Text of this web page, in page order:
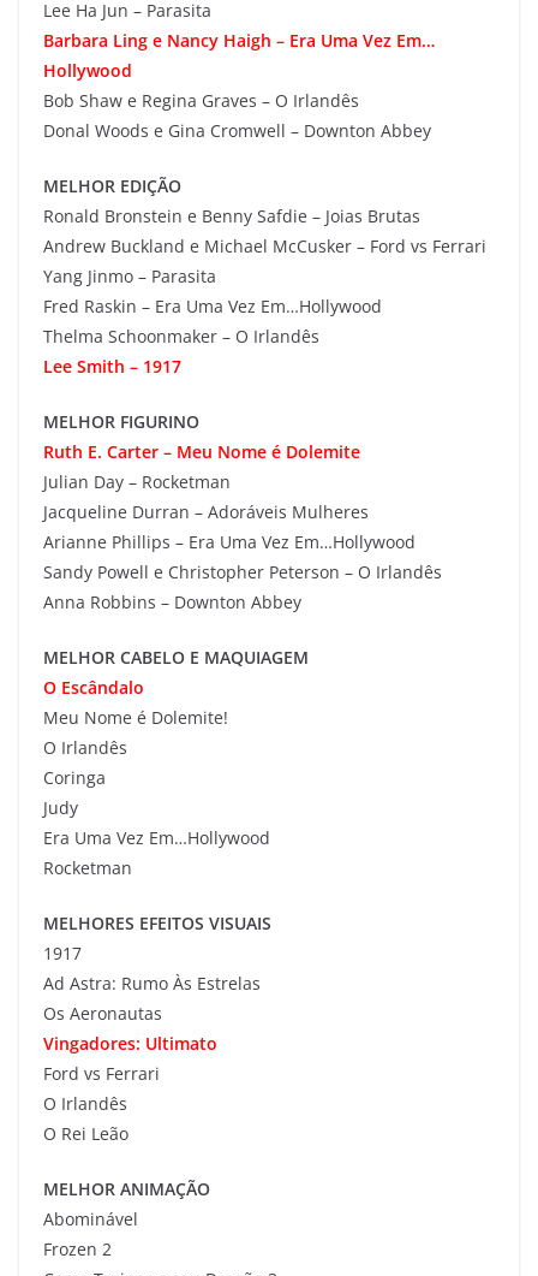
Lee Ha Jun – Parasita
Barbara Ling e Nancy Haigh – Era Uma Vez Em…
Hollywood
Bob Shaw e Regina Graves – O Irlandês
Donal Woods e Gina Cromwell – Downton Abbey
MELHOR EDIÇÃO
Ronald Bronstein e Benny Safdie – Joias Brutas
Andrew Buckland e Michael McCusker – Ford vs Ferrari
Yang Jinmo – Parasita
Fred Raskin – Era Uma Vez Em…Hollywood
Thelma Schoonmaker – O Irlandês
Lee Smith – 1917
MELHOR FIGURINO
Ruth E. Carter – Meu Nome é Dolemite
Julian Day – Rocketman
Jacqueline Durran – Adoráveis Mulheres
Arianne Phillips – Era Uma Vez Em…Hollywood
Sandy Powell e Christopher Peterson – O Irlandês
Anna Robbins – Downton Abbey
MELHOR CABELO E MAQUIAGEM
O Escândalo
Meu Nome é Dolemite!
O Irlandês
Coringa
Judy
Era Uma Vez Em…Hollywood
Rocketman
MELHORES EFEITOS VISUAIS
1917
Ad Astra: Rumo Às Estrelas
Os Aeronautas
Vingadores: Ultimato
Ford vs Ferrari
O Irlandês
O Rei Leão
MELHOR ANIMAÇÃO
Abominável
Frozen 2